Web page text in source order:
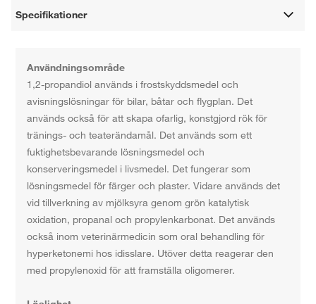
Specifikationer
Användningsområde
1,2-propandiol används i frostskyddsmedel och
avisningslösningar för bilar, båtar och flygplan. Det
används också för att skapa ofarlig, konstgjord rök för
tränings- och teaterändamål. Det används som ett
fuktighetsbevarande lösningsmedel och
konserveringsmedel i livsmedel. Det fungerar som
lösningsmedel för färger och plaster. Vidare används det
vid tillverkning av mjölksyra genom grön katalytisk
oxidation, propanal och propylenkarbonat. Det används
också inom veterinärmedicin som oral behandling för
hyperketonemi hos idisslare. Utöver detta reagerar den
med propylenoxid för att framställa oligomerer.